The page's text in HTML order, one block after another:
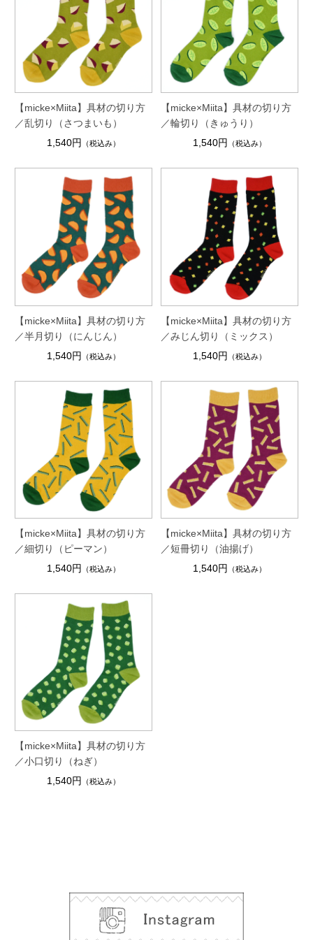
【micke×Miita】具材の切り方
／乱切り（さつまいも）
1,540円
（税込み）
【micke×Miita】具材の切り方
／輪切り（きゅうり）
1,540円
（税込み）
【micke×Miita】具材の切り方
／半月切り（にんじん）
1,540円 （税込み）
【micke×Miita】具材の切り方
／みじん切り（ミックス）
1,540円
（税込み）
【micke×Miita】具材の切り方
／細切り（ピーマン）
1,540円
（税込み）
【micke×Miita】具材の切り方
／短冊切り（油揚げ）
1,540円
（税込み）
【micke×Miita】具材の切り方
／小口切り（ねぎ）
1,540円
（税込み）